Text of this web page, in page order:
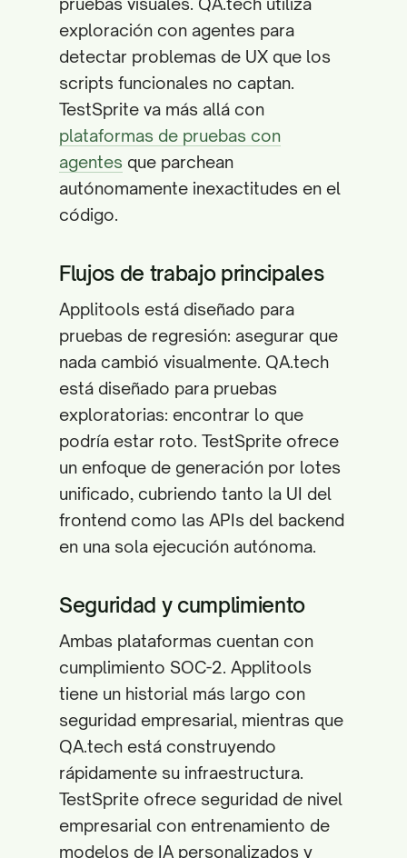
exploración con agentes para
detectar problemas de UX que los
scripts funcionales no captan.
TestSprite va más allá con
plataformas de pruebas con
agentes que parchean
autónomamente inexactitudes en el
código.
Flujos de trabajo principales
Applitools está diseñado para
pruebas de regresión: asegurar que
nada cambió visualmente. QA.tech
está diseñado para pruebas
exploratorias: encontrar lo que
podría estar roto. TestSprite ofrece
un enfoque de generación por lotes
unificado, cubriendo tanto la UI del
frontend como las APIs del backend
en una sola ejecución autónoma.
Seguridad y cumplimiento
Ambas plataformas cuentan con
cumplimiento SOC-2. Applitools
tiene un historial más largo con
seguridad empresarial, mientras que
QA.tech está construyendo
rápidamente su infraestructura.
TestSprite ofrece seguridad de nivel
empresarial con entrenamiento de
modelos de IA personalizados y